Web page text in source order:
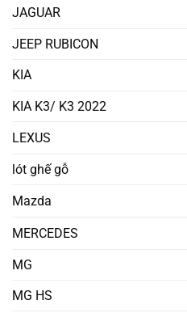
JAGUAR
JEEP RUBICON
KIA
KIA K3/ K3 2022
LEXUS
lót ghế gỗ
Mazda
MERCEDES
MG
MG HS